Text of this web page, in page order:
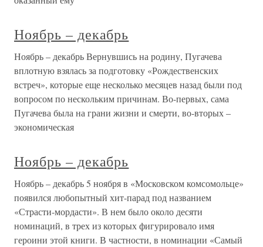
Ноябрь – декабрь
Ноябрь – декабрь Вернувшись на родину, Пугачева
вплотную взялась за подготовку «Рождественских
встреч», которые еще несколько месяцев назад были под
вопросом по нескольким причинам. Во-первых, сама
Пугачева была на грани жизни и смерти, во-вторых –
экономическая
Ноябрь – декабрь
Ноябрь – декабрь 5 ноября в «Московском комсомольце»
появился любопытный хит-парад под названием
«Страсти-мордасти». В нем было около десяти
номинаций, в трех из которых фигурировало имя
героини этой книги. В частности, в номинации «Самый